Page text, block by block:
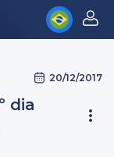
20/12/2017
dia